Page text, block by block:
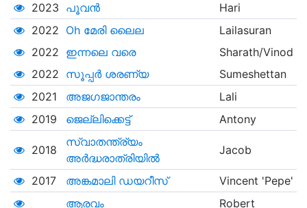
2023 പൂവന്‍
Hari
2022 Oh മേരി ലൈല
Lailasuran
2022 ഇന്നലെ വരെ
Sharath/Vinod
2022 സൂപ്പര്‍ ശരണ്യ
Sumeshettan
2021
അജഗജാന്തരം
Lali
2019
ജെല്ലിക്കെട്ട് Antony
2018
സ്വാതന്ത്ര്യം
അര്‍ദ്ധരാത്രിയില്‍
Jacob
2017 അങ്കമാലി ഡയറീസ്
Vincent 'Pepe'
ആരവം
Robert